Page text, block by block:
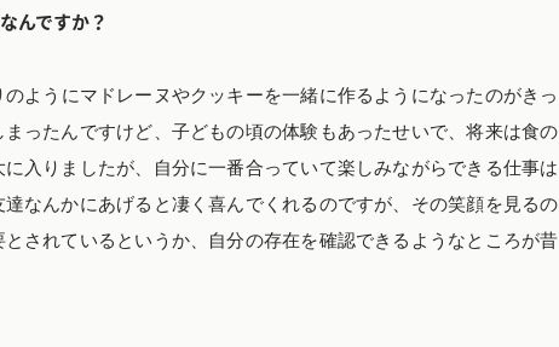
んですか？
ようにマドレーヌやクッキーを一緒に作るようになったのがきっ
ったんですけど、子どもの頃の体験もあったせいで、将来は食の
入りましたが、自分に一番合っていて楽しみながらできる仕事は
なんかにあげると凄く喜んでくれるのですが、その笑顔を見るの
されているというか、自分の存在を確認できるようなところが昔